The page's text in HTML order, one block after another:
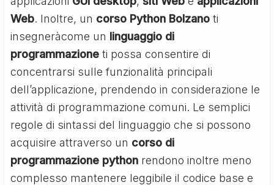
Web. Inoltre, un corso Python Bolzanoti
insegneràcome un linguaggio di
programmazioneti possa consentire di
concentrarsi sulle funzionalità principali
dell’applicazione, prendendo in considerazione le
attività di programmazione comuni. Le semplici
regole di sintassi del linguaggio che si possono
acquisire attraverso un corso di
programmazione python rendono inoltre meno
complesso mantenere leggibile il codice base e